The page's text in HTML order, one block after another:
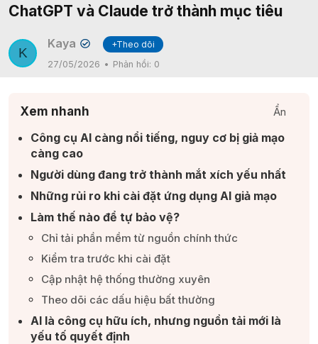
ChatGPT và Claude trở thành mục tiêu
K
Kaya ✔
+Theo dõi
27/05/2026
Phản hồi: 0
Xem nhanh Ẩn
Công cụ AI càng nổi tiếng, nguy cơ bị giả mạo
càng cao​
Người dùng đang trở thành mắt xích yếu nhất​
Những rủi ro khi cài đặt ứng dụng AI giả mạo​
Làm thế nào để tự bảo vệ?​
Chỉ tải phần mềm từ nguồn chính thức​
Kiểm tra trước khi cài đặt​
Cập nhật hệ thống thường xuyên​
Theo dõi các dấu hiệu bất thường​
AI là công cụ hữu ích, nhưng nguồn tải mới là
yếu tố quyết định​